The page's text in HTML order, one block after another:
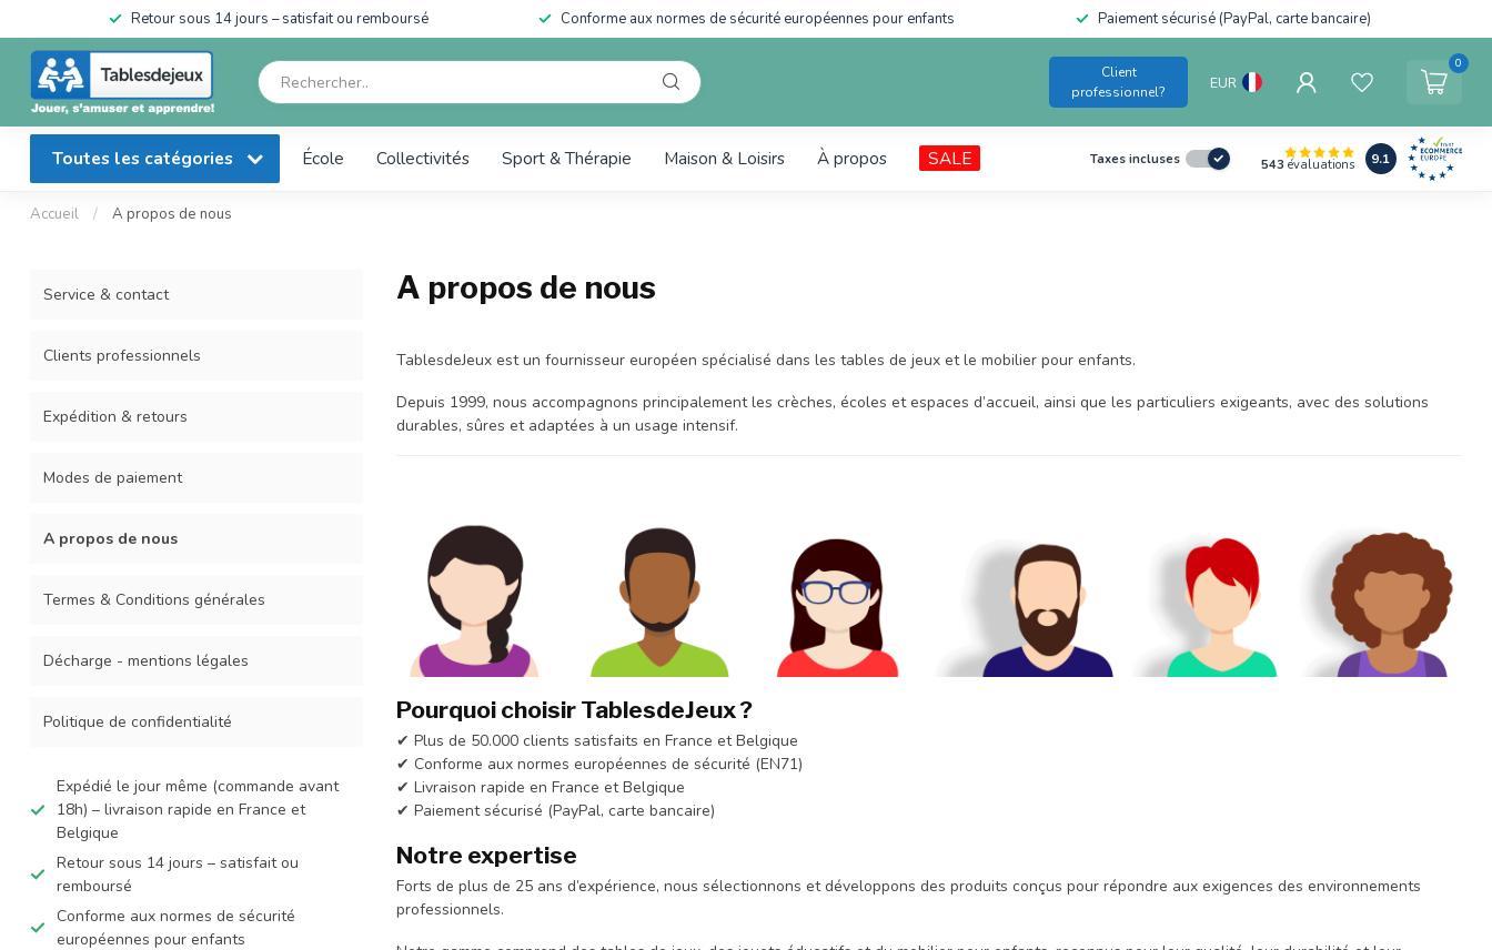
Retour sous 14 jours – satisfait ou remboursé Conforme aux normes de sécurité européennes pour enfants Paiement sécurisé (PayPal, carte bancaire)
Client
professionnel?
EUR
0
Toutes les catégories École Collectivités Sport & Thérapie Maison & Loisirs À propos SALE Taxes incluses 543 évaluations 9.1
Accueil / A propos de nous
Service & contact
Clients professionnels
Expédition & retours
Modes de paiement
A propos de nous
Termes & Conditions générales
Décharge - mentions légales
Politique de confidentialité
Expédié le jour même (commande avant
18h) – livraison rapide en France et
Belgique
Retour sous 14 jours – satisfait ou
remboursé
Conforme aux normes de sécurité
européennes pour enfants
A propos de nous
TablesdeJeux est un fournisseur européen spécialisé dans les tables de jeux et le mobilier pour enfants.
Depuis 1999, nous accompagnons principalement les crèches, écoles et espaces d’accueil, ainsi que les particuliers exigeants, avec des solutions
durables, sûres et adaptées à un usage intensif.
Pourquoi choisir TablesdeJeux ?
✔ Plus de 50.000 clients satisfaits en France et Belgique
✔ Conforme aux normes européennes de sécurité (EN71)
✔ Livraison rapide en France et Belgique
✔ Paiement sécurisé (PayPal, carte bancaire)
Notre expertise
Forts de plus de 25 ans d’expérience, nous sélectionnons et développons des produits conçus pour répondre aux exigences des environnements
professionnels.